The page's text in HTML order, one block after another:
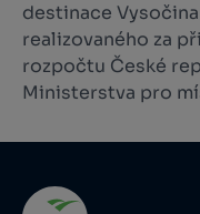
destinace
realizovaného za
rozpočtu České
Ministerstva pro